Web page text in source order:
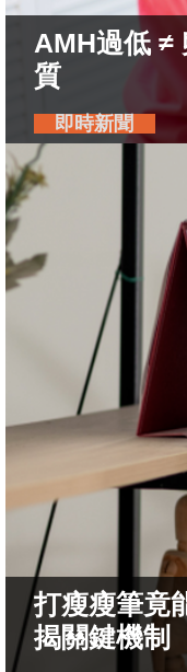
AMH過低 ≠
質
即時新聞
打瘦瘦筆竟
揭關鍵機制